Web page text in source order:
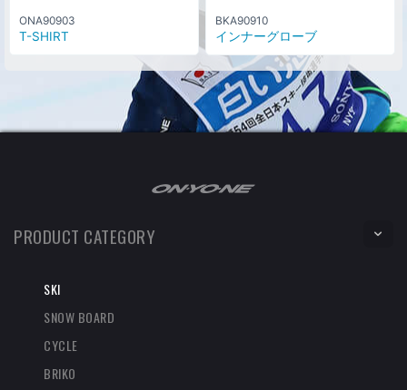
ONA90903
T-SHIRT
BKA90910
インナーグローブ
PRODUCT CATEGORY
SKI
SNOW BOARD
CYCLE
BRIKO